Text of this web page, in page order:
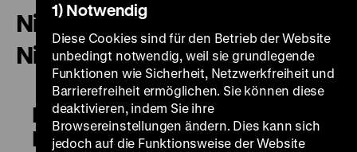
Ni luo he nu er / Daughter of the
Nile
Ni luo he nu er / Daughter of the
Nile
1) Notwendig
Diese Cookies sind für den Betrieb der Website
unbedingt notwendig, weil sie grundlegende
Funktionen wie Sicherheit, Netzwerkfreiheit und
Barrierefreiheit ermöglichen. Sie können diese
deaktivieren, indem Sie ihre
Browsereinstellungen ändern. Dies kann sich
jedoch auf die Funktionsweise der Website